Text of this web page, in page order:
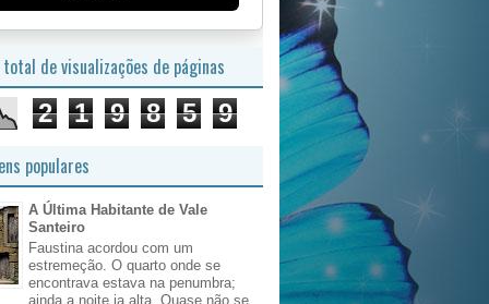
de visualizações de páginas
2 1 9 8 5 9
populares
A Última Habitante de Vale
Santeiro
Faustina acordou com um
estremeção. O quarto onde se
encontrava estava na penumbra;
ainda a noite ia alta. Quase não se